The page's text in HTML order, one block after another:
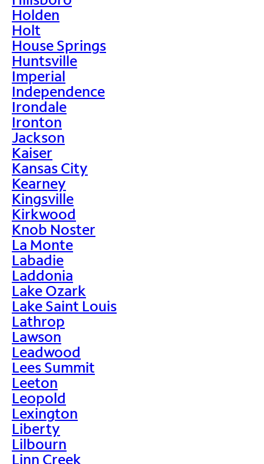
Holden
Holt
House Springs
Huntsville
Imperial
Independence
Irondale
Ironton
Jackson
Kaiser
Kansas City
Kearney
Kingsville
Kirkwood
Knob Noster
La Monte
Labadie
Laddonia
Lake Ozark
Lake Saint Louis
Lathrop
Lawson
Leadwood
Lees Summit
Leeton
Leopold
Lexington
Liberty
Lilbourn
Linn Creek